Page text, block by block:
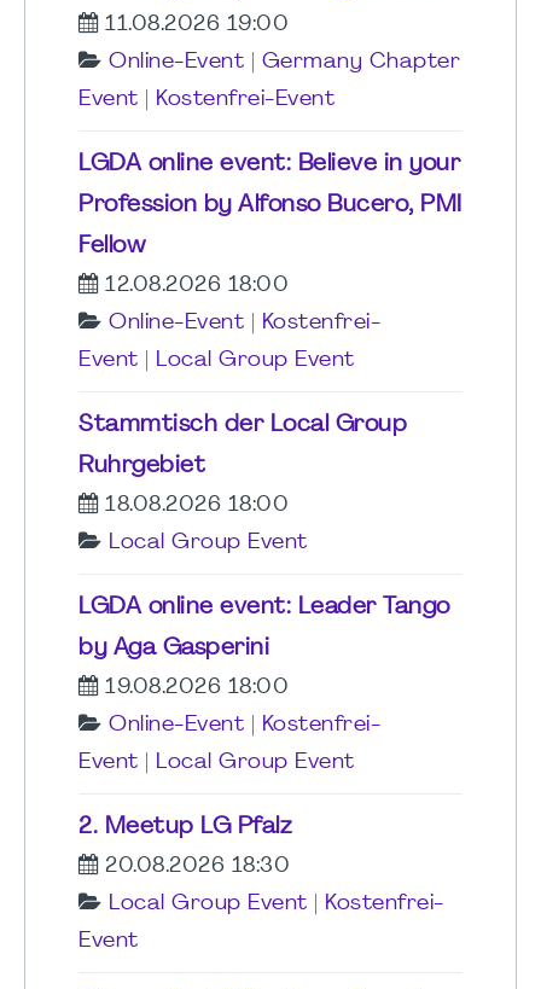
11.08.2026 19:00
Online-Event
Germany Chapter
Event
Kostenfrei-Event
LGDA online event: Believe in your
Profession by Alfonso Bucero, PMI
Fellow
12.08.2026 18:00
Online-Event
Kostenfrei-
Event
Local Group Event
Stammtisch der Local Group
Ruhrgebiet
18.08.2026 18:00
Local Group Event
LGDA online event: Leader Tango
by Aga Gasperini
19.08.2026 18:00
Online-Event
Kostenfrei-
Event
Local Group Event
2. Meetup LG Pfalz
20.08.2026 18:30
Local Group Event
Kostenfrei-
Event